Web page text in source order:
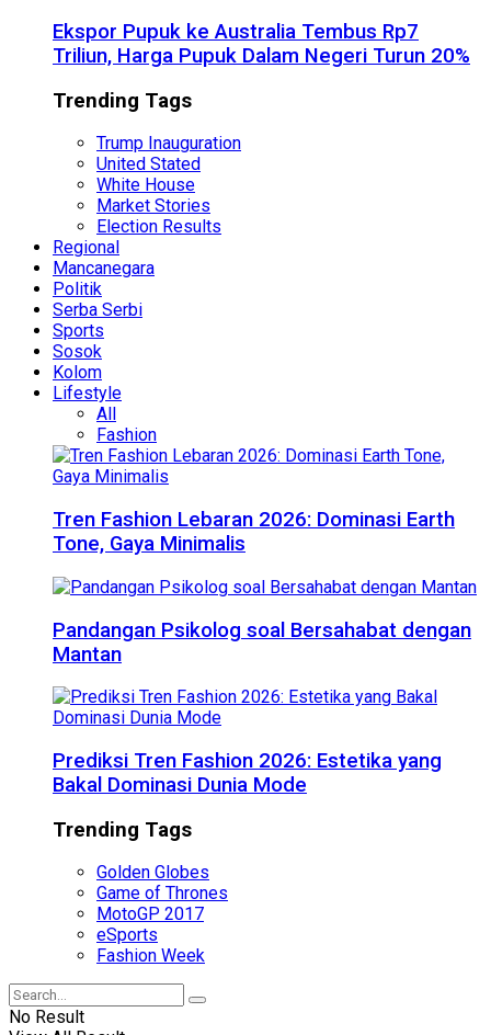
Ekspor Pupuk ke Australia Tembus Rp7
Triliun, Harga Pupuk Dalam Negeri Turun 20%
Trending Tags
Trump Inauguration
United Stated
White House
Market Stories
Election Results
Regional
Mancanegara
Politik
Serba Serbi
Sports
Sosok
Kolom
Lifestyle
All
Fashion
Tren Fashion Lebaran 2026: Dominasi Earth
Tone, Gaya Minimalis
Pandangan Psikolog soal Bersahabat dengan
Mantan
Prediksi Tren Fashion 2026: Estetika yang
Bakal Dominasi Dunia Mode
Trending Tags
Golden Globes
Game of Thrones
MotoGP 2017
eSports
Fashion Week
No Result